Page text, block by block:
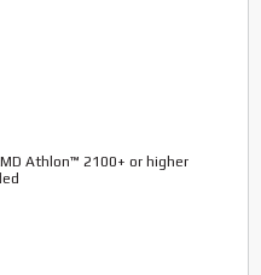
Athlon™ 2100+ or higher